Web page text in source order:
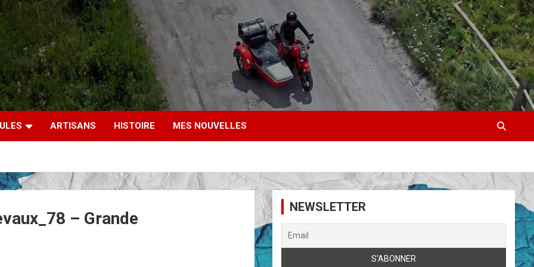
ARTISANS HISTOIRE MES NOUVELLES
– Grande
NEWSLETTER